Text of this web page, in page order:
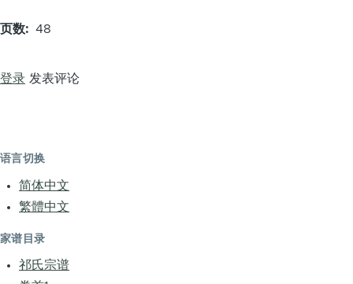
页数 48
登录 发表评论
语言切换
简体中文
繁體中文
家谱目录
祁氏宗谱